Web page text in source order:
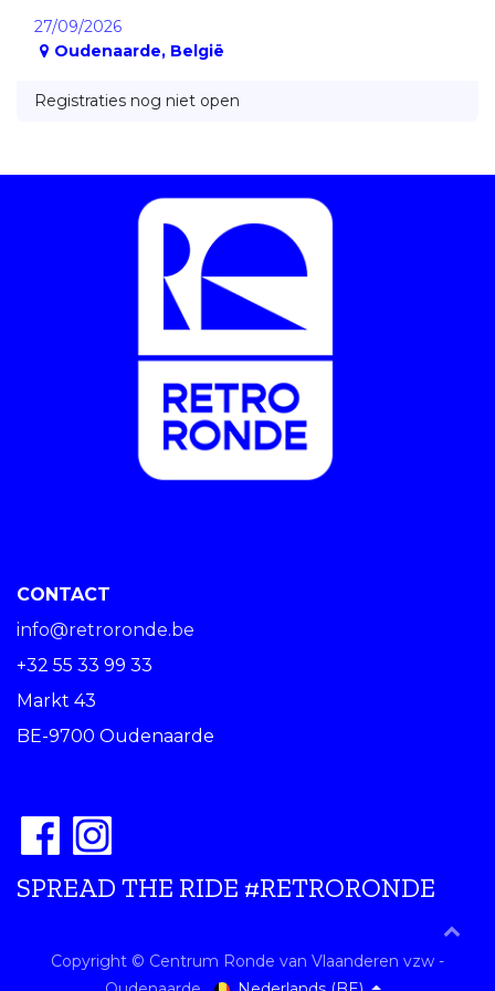
27/09/2026
Oudenaarde, België
Registraties nog niet open
CONTACT
info@retroronde.be
+32 55 33 99 33
Markt 43
BE-9700 Oudenaarde
SPREAD THE RIDE #RETRORONDE
Copyright © Centrum Ronde van Vlaanderen vzw -